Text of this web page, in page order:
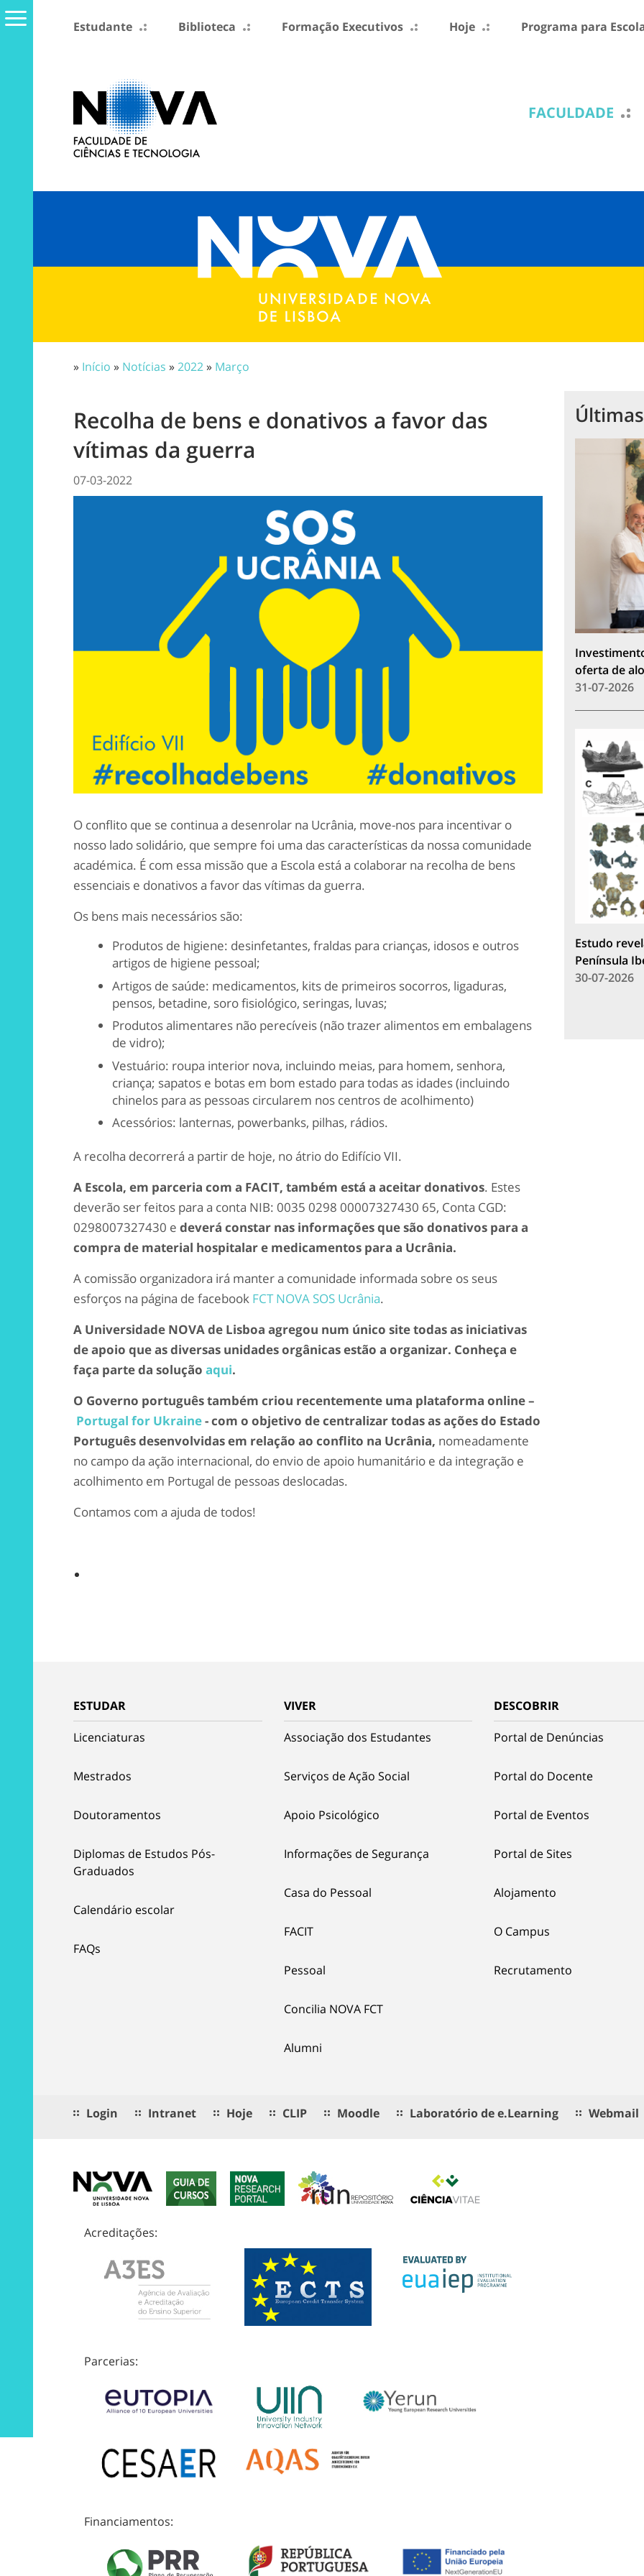
Estudante Biblioteca Formação Executivos Hoje Programa para
FACULDADE
» Início » Notícias »2022» Março
Recolha de bens e donativos a favor das
vítimas da guerra
07-03-2022
O conflito que se continua a desenrolar na Ucrânia, move-nos para incentivar o
nosso lado solidário, que sempre foi uma das características da nossa comunidade
académica. É com essa missão que a Escola está a colaborar na recolha de bens
essenciais e donativos a favor das vítimas da guerra.
Os bens mais necessários são:
Produtos de higiene: desinfetantes, fraldas para crianças, idosos e outros
artigos de higiene pessoal;
Artigos de saúde: medicamentos, kits de primeiros socorros, ligaduras,
pensos, betadine, soro fisiológico, seringas, luvas;
Produtos alimentares não perecíveis (não trazer alimentos em embalagens
de vidro);
Vestuário: roupa interior nova, incluindo meias, para homem, senhora,
criança; sapatos e botas em bom estado para todas as idades (incluindo
chinelos para as pessoas circularem nos centros de acolhimento)
Acessórios: lanternas, powerbanks, pilhas, rádios.
A recolha decorrerá a partir de hoje, no átrio do Edifício VII.
A Escola, em parceria com a FACIT, também está a aceitar donativos. Estes
deverão ser feitos para a conta NIB: 0035 0298 00007327430 65, Conta CGD:
0298007327430 e deverá constar nas informações que são donativos para a
compra de material hospitalar e medicamentos para a Ucrânia.
A comissão organizadora irá manter a comunidade informada sobre os seus
esforços na página de facebook FCT NOVA SOS Ucrânia.
A Universidade NOVA de Lisboa agregou num único site todas as iniciativas
de apoio que as diversas unidades orgânicas estão a organizar. Conheça e
faça parte da solução aqui.
O Governo português também criou recentemente uma plataforma online –
Portugal for Ukraine- com o objetivo de centralizar todas as ações do Estado
Português desenvolvidas em relação ao conflito na Ucrânia, nomeadamente
no campo da ação internacional, do envio de apoio humanitário e da integração e
acolhimento em Portugal de pessoas deslocadas.
Contamos com a ajuda de todos!
oferta de
31-07-2026
Estudo
Península
30-07-2026
ESTUDAR
Licenciaturas
Mestrados
Doutoramentos
Diplomas de Estudos Pós-
Graduados
Calendário escolar
FAQs
VIVER
Associação dos Estudantes
Serviços de Ação Social
Apoio Psicológico
Informações de Segurança
Casa do Pessoal
FACIT
Pessoal
Concilia NOVA FCT
Alumni
DESCOBRIR
Portal de Denúncias
Portal do Docente
Portal de Eventos
Portal de Sites
Alojamento
O Campus
Recrutamento
Login Intranet Hoje CLIP Moodle Laboratório de e.Learning Webmail
Acreditações:
Parcerias:
Financiamentos: